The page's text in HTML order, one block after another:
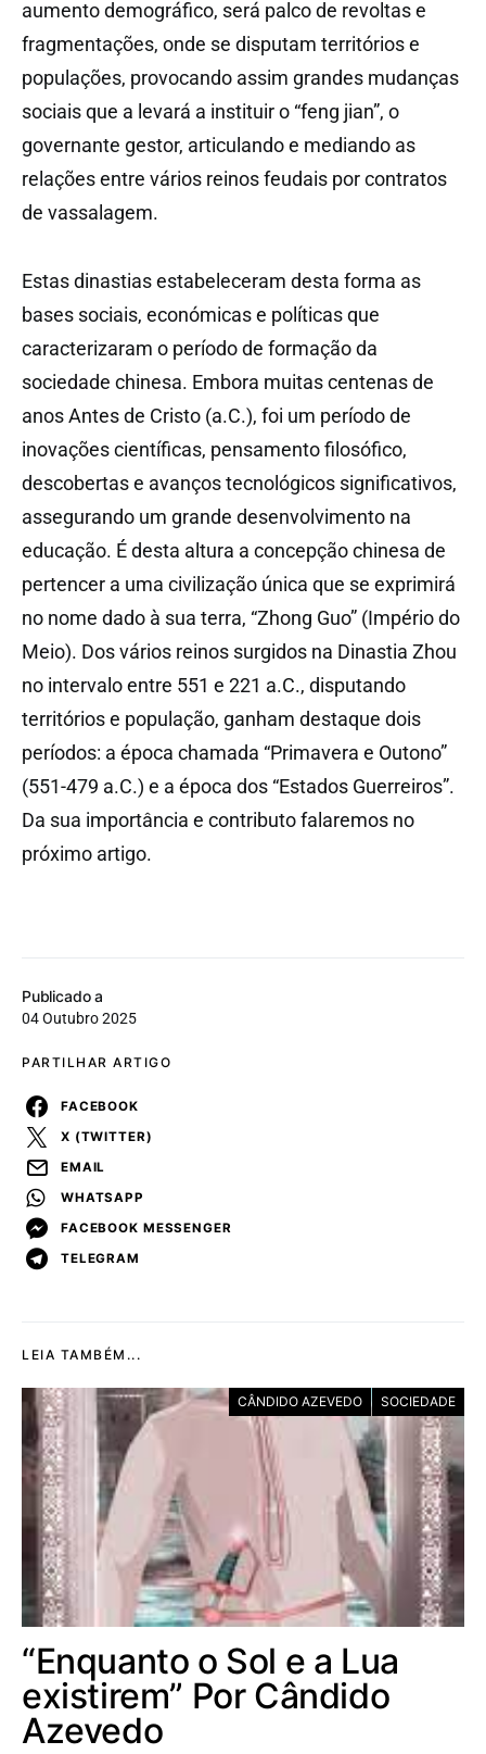
Publicado a
04 Outubro 2025
PARTILHAR ARTIGO
FACEBOOK
X (TWITTER)
EMAIL
WHATSAPP
FACEBOOK MESSENGER
TELEGRAM
aumento demográfico, será palco de revoltas e
fragmentações, onde se disputam territórios e
populações, provocando assim grandes mudanças
sociais que a levará a instituir o “feng jian”, o
governante gestor, articulando e mediando as
relações entre vários reinos feudais por contratos
de vassalagem.
Estas dinastias estabeleceram desta forma as
bases sociais, económicas e políticas que
caracterizaram o período de formação da
sociedade chinesa. Embora muitas centenas de
anos Antes de Cristo (a.C.), foi um período de
inovações científicas, pensamento filosófico,
descobertas e avanços tecnológicos significativos,
assegurando um grande desenvolvimento na
educação. É desta altura a concepção chinesa de
pertencer a uma civilização única que se exprimirá
no nome dado à sua terra, “Zhong Guo” (Império do
Meio). Dos vários reinos surgidos na Dinastia Zhou
no intervalo entre 551 e 221 a.C., disputando
territórios e população, ganham destaque dois
períodos: a época chamada “Primavera e Outono”
(551-479 a.C.) e a época dos “Estados Guerreiros”.
Da sua importância e contributo falaremos no
próximo artigo.
LEIA TAMBÉM...
CÂNDIDO AZEVEDO SOCIEDADE
“Enquanto o Sol e a Lua
existirem” Por Cândido
Azevedo